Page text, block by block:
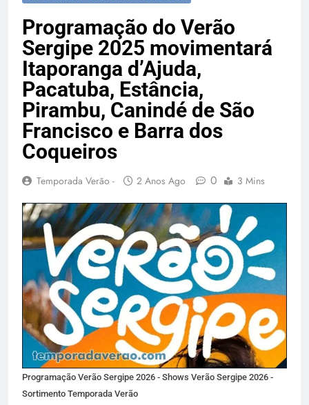
Programação do Verão
Sergipe 2025 movimentará
Itaporanga d’Ajuda,
Pacatuba, Estância,
Pirambu, Canindé de São
Francisco e Barra dos
Coqueiros
Temporada Verão - 2 Anos Ago 0 3 Mins
Programação Verão Sergipe 2026 - Shows Verão Sergipe 2026 -
Sortimento Temporada Verão